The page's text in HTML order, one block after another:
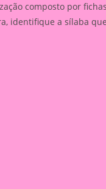
composto por
identifique a sílaba